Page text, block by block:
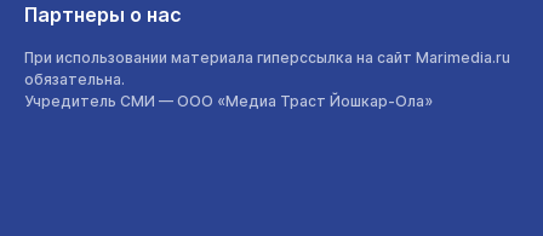
Партнеры о нас
При использовании материала гиперссылка на сайт Marimedia.ru
обязательна.
Учредитель СМИ — ООО «Медиа Траст Йошкар-Ола»